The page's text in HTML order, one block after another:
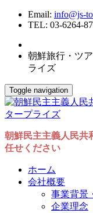
Email: info@js-
TEL: 03-6264-
朝鮮旅行・ツ
ライズ
Toggle navigation
朝鮮民主主義人民共
任せください
ホーム
会社概要
事業背景
企業理念